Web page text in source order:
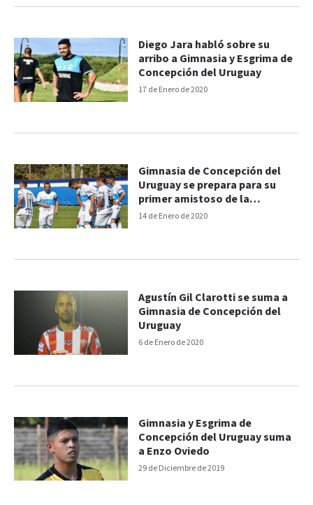
17 de Enero de 2020
Diego Jara habló sobre su
arribo a Gimnasia y Esgrima de
Concepción del Uruguay
14 de Enero de 2020
Gimnasia de Concepción del
Uruguay se prepara para su
primer amistoso de la
pretemporada
6 de Enero de 2020
Agustín Gil Clarotti se suma a
Gimnasia de Concepción del
Uruguay
29 de Diciembre de 2019
Gimnasia y Esgrima de
Concepción del Uruguay suma
a Enzo Oviedo